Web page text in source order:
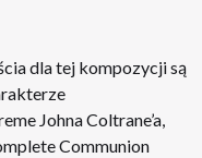
dla tej kompozycji są
Johna Coltrane’a,
Communion